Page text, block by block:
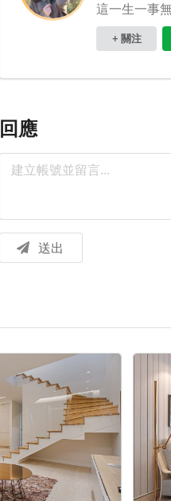
這一生一事
+ 關注
回應
送出